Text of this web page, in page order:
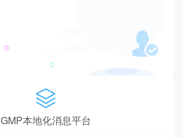
GMP本地化消息平台